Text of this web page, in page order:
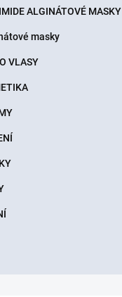
ALGINÁTOVÉ MASKY
masky
VLASY